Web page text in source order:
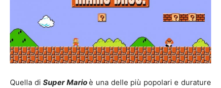
Quella diSuper Marioè una delle più popolari e durature